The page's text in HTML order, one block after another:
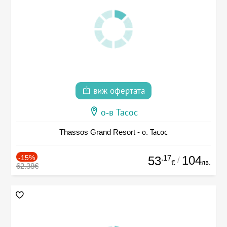
виж офертата
о-в Тасос
Thassos Grand Resort - о. Тасос
-15%
62.38€ 53.17
€ / 104лв.